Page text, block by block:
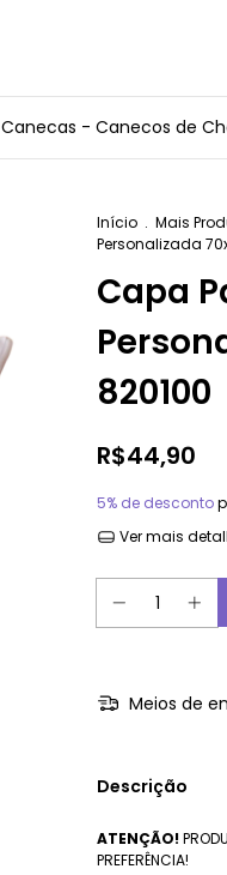
Canecas - Canecos de
Início . Mais
Personalizada
Capa
820100
R$44,90
5% de desconto
Ver mais
Meios de
Descrição
ATENÇÃO!
PREFERÊNCIA!